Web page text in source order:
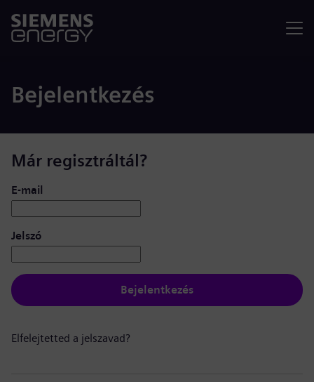
Bejelentkezés
Már regisztráltál?
Bejelentkezés: felhasználó és jelszó
E-mail
Jelszó
Bejelentkezés
Elfelejtetted a jelszavad?